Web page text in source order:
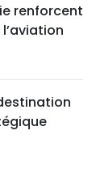
renforcent